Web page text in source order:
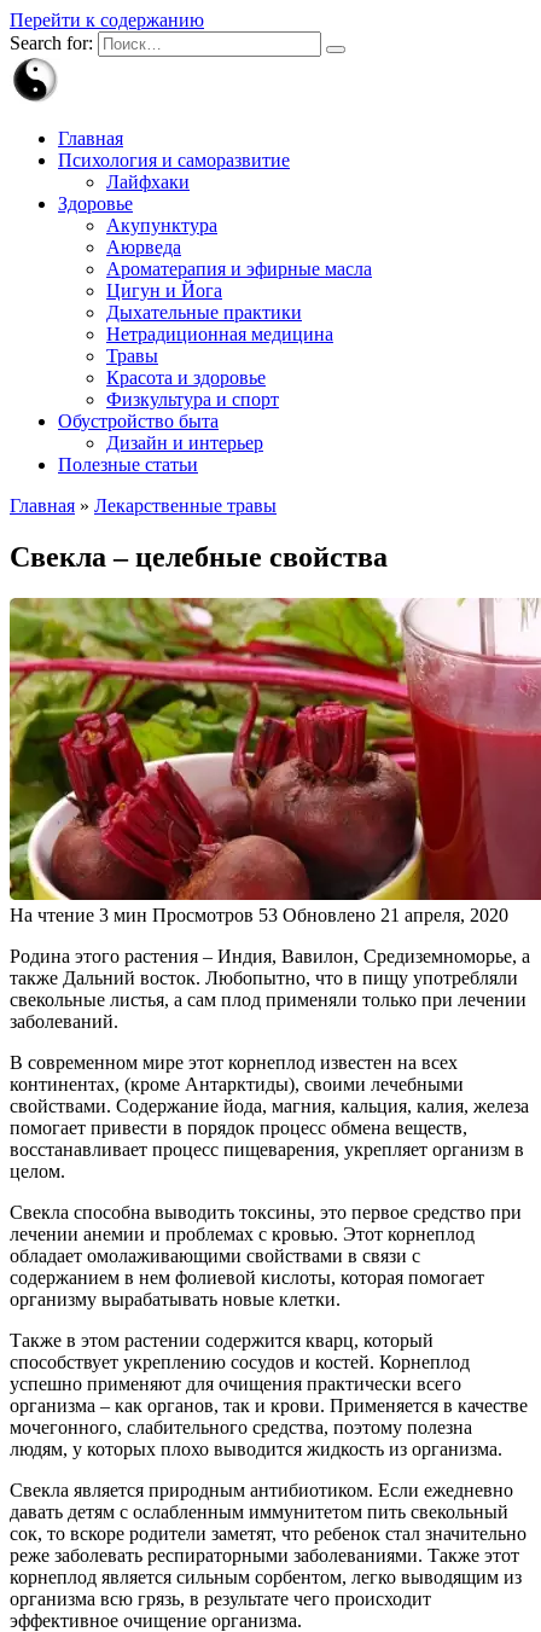
Перейти к содержанию
Search for:
Главная
Психология и саморазвитие
Лайфхаки
Здоровье
Акупунктура
Аюрведа
Ароматерапия и эфирные масла
Цигун и Йога
Дыхательные практики
Нетрадиционная медицина
Травы
Красота и здоровье
Физкультура и спорт
Обустройство быта
Дизайн и интерьер
Полезные статьи
Главная » Лекарственные травы
Свекла – целебные свойства
На чтение 3 мин Просмотров 53 Обновлено 21 апреля, 2020
Родина этого растения – Индия, Вавилон, Средиземноморье, а
также Дальний восток. Любопытно, что в пищу употребляли
свекольные листья, а сам плод применяли только при лечении
заболеваний.
В современном мире этот корнеплод известен на всех
континентах, (кроме Антарктиды), своими лечебными
свойствами. Содержание йода, магния, кальция, калия, железа
помогает привести в порядок процесс обмена веществ,
восстанавливает процесс пищеварения, укрепляет организм в
целом.
Свекла способна выводить токсины, это первое средство при
лечении анемии и проблемах с кровью. Этот корнеплод
обладает омолаживающими свойствами в связи с
содержанием в нем фолиевой кислоты, которая помогает
организму вырабатывать новые клетки.
Также в этом растении содержится кварц, который
способствует укреплению сосудов и костей. Корнеплод
успешно применяют для очищения практически всего
организма – как органов, так и крови. Применяется в качестве
мочегонного, слабительного средства, поэтому полезна
людям, у которых плохо выводится жидкость из организма.
Свекла является природным антибиотиком. Если ежедневно
давать детям с ослабленным иммунитетом пить свекольный
сок, то вскоре родители заметят, что ребенок стал значительно
реже заболевать респираторными заболеваниями. Также этот
корнеплод является сильным сорбентом, легко выводящим из
организма всю грязь, в результате чего происходит
эффективное очищение организма.